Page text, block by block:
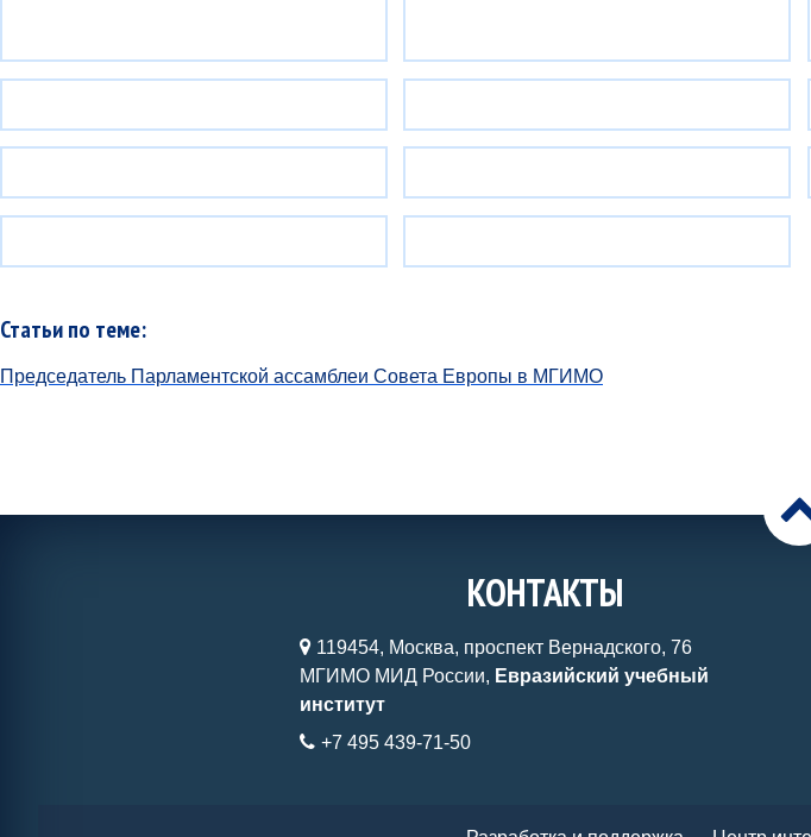
Статьи по теме:
Председатель Парламентской ассамблеи Совета Европы в МГИМО
КОНТАКТЫ
119454, Москва, проспект Вернадского, 76
МГИМО МИД России, Евразийский учебный
институт
+7 495 439-71-50